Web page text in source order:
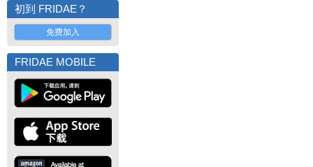
初到 FRIDAE？
免费加入
FRIDAE MOBILE